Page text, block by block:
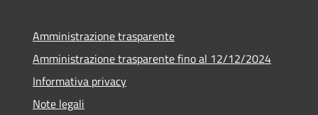
Amministrazione trasparente
Amministrazione trasparente fino al 12/12/2024
Informativa privacy
Note legali